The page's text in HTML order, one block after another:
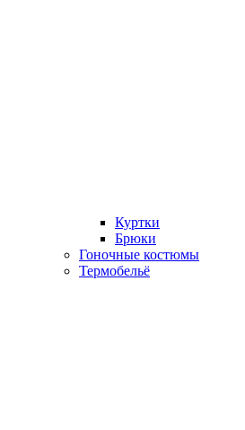
Куртки
Брюки
Гоночные костюмы
Термобельё